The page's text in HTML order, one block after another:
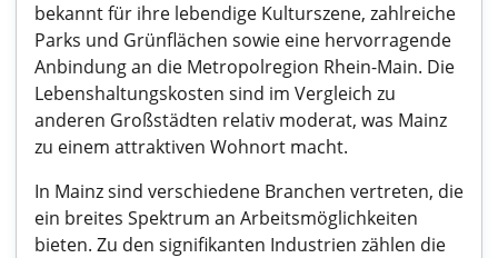
bekannt für ihre lebendige Kulturszene, zahlreiche
Parks und Grünflächen sowie eine hervorragende
Anbindung an die Metropolregion Rhein-Main. Die
Lebenshaltungskosten sind im Vergleich zu
anderen Großstädten relativ moderat, was Mainz
zu einem attraktiven Wohnort macht.
In Mainz sind verschiedene Branchen vertreten, die
ein breites Spektrum an Arbeitsmöglichkeiten
bieten. Zu den signifikanten Industrien zählen die